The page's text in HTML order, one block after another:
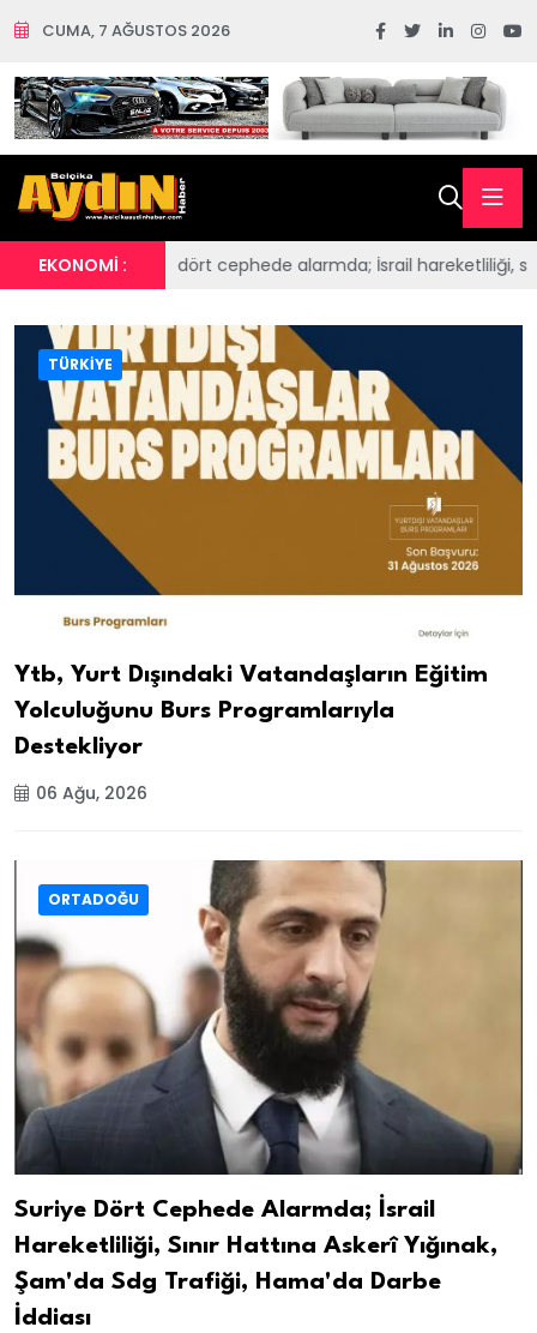
CUMA, 7 AĞUSTOS 2026
EKONOMİ :
alarmda; İsrail hareketliliği, sınır hattına askerî yığınak,
TÜRKİYE
Ytb, Yurt Dışındaki Vatandaşların Eğitim
Yolculuğunu Burs Programlarıyla
Destekliyor
06 Ağu, 2026
ORTADOĞU
Suriye Dört Cephede Alarmda; İsrail
Hareketliliği, Sınır Hattına Askerî Yığınak,
Şam'da Sdg Trafiği, Hama'da Darbe
İddiası